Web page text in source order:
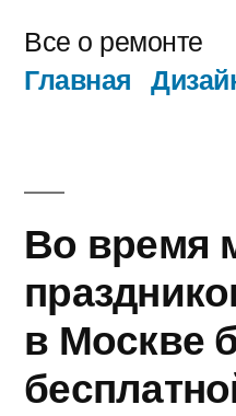
содержимому
Все о ремонте
Главная
Во время
в Москве